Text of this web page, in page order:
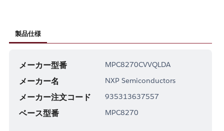
製品仕様
メーカー型番 MPC8270CVVQLDA
メーカー名 NXP Semiconductors
メーカー注文コード 935313637557
ベース型番 MPC8270